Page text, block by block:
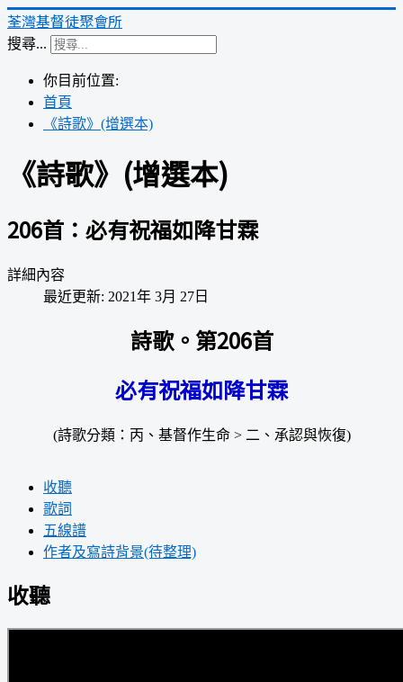
荃灣基督徒聚會所
搜尋...
你目前位置:
首頁
《詩歌》(增選本)
《詩歌》(增選本)
206首：必有祝福如降甘霖
詳細內容
最近更新: 2021年 3月 27日
詩歌。第206首
必有祝福如降甘霖
(詩歌分類：丙、基督作生命 > 二、承認與恢復)
收聽
歌詞
五線譜
作者及寫詩背景(待整理)
收聽